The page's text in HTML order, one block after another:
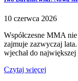
10 czerwca 2026
Współczesne MMA
zajmuje zazwyczaj
wjechał do największej
Czytaj więcej